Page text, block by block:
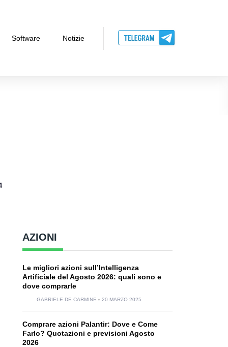
Software Notizie
AZIONI
Le migliori azioni sull’Intelligenza
Artificiale del Agosto 2026: quali sono e
dove comprarle
GABRIELE DE CARMINE 20 MARZO 2025
Comprare azioni Palantir: Dove e Come
Farlo? Quotazioni e previsioni Agosto
2026